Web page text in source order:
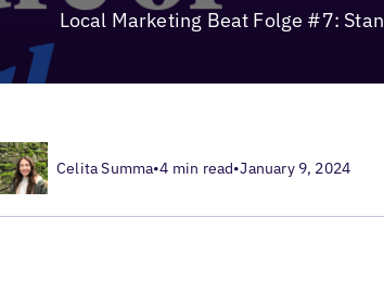
Local Marketing Beat Folge #7:
Celita Summa•4 min read•January 9, 2024